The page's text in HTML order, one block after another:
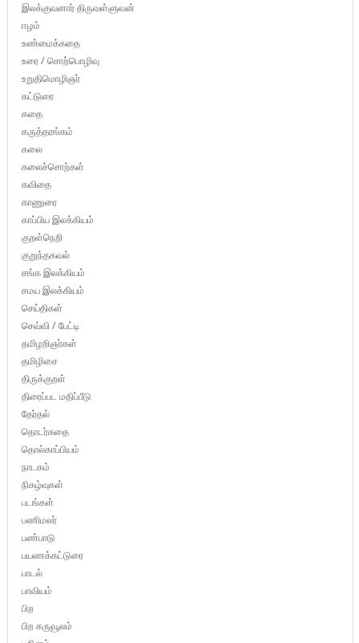
இலக்குவனார் திருவள்ளுவன்
ஈழம்
உண்மைக்கதை
உரை / சொற்பொழிவு
உறுதிமொழிஞர்
கட்டுரை
கதை
கருத்தரங்கம்
கலை
கலைச்சொற்கள்
கவிதை
காணுரை
காப்பிய இலக்கியம்
குறள்நெறி
குறுந்தகவல்
சங்க இலக்கியம்
சமய இலக்கியம்
செய்திகள்
செவ்வி / பேட்டி
தமிழறிஞர்கள்
தமிழிசை
திருக்குறள்
திரைப்பட மதிப்பீடு
தேர்தல்
தொடர்கதை
தொல்காப்பியம்
நாடகம்
நிகழ்வுகள்
படங்கள்
பணிமலர்
பண்பாடு
பயணக்கட்டுரை
பாடல்
பாவியம்
பிற
பிற கருவூலம்